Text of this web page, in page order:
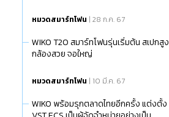
หมวดสมาร์ทโฟน | 28 ก.ค. 67
WIKO T20 สมาร์ทโฟนรุ่นเริ่มต้น สเปกสูง
กล้องสวย จอใหญ่
หมวดสมาร์ทโฟน | 10 มี.ค. 67
WIKO พร้อมรุกตลาดไทยอีกครั้ง แต่งตั้ง